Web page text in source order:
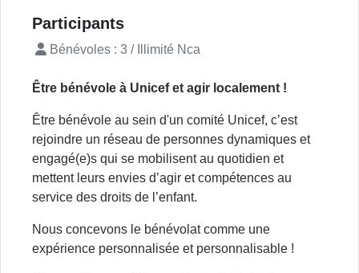
Être bénévole à Unicef et agir localement !
Être bénévole au sein d'un comité Unicef, c’est
rejoindre un réseau de personnes dynamiques et
engagé(e)s qui se mobilisent au quotidien et
mettent leurs envies d’agir et compétences au
service des droits de l’enfant.
Nous concevons le bénévolat comme une
expérience personnalisée et personnalisable !
Participants
Bénévoles : 3 / Illimité Nca